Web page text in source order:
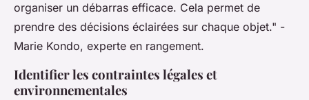
organiser un débarras efficace. Cela permet de
prendre des décisions éclairées sur chaque objet." -
Marie Kondo, experte en rangement.
Identifier les contraintes légales et
environnementales